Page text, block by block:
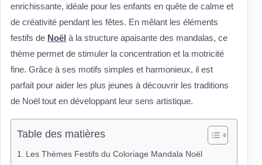
enrichissante, idéale pour les enfants en quête de calme et
de créativité pendant les fêtes. En mêlant les éléments
festifs de Noël à la structure apaisante des mandalas, ce
thème permet de stimuler la concentration et la motricité
fine. Grâce à ses motifs simples et harmonieux, il est
parfait pour aider les plus jeunes à découvrir les traditions
de Noël tout en développant leur sens artistique.
Table des matières
Les Thèmes Festifs du Coloriage Mandala Noël